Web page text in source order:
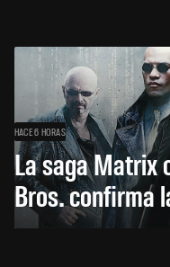
HACE 6 HORAS
La saga Matrix
Bros. confirma